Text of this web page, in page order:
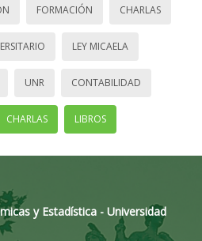
FORMACIÓN CHARLAS
LEY MICAELA
UNR CONTABILIDAD
CHARLAS LIBROS
y Estadística - Universidad